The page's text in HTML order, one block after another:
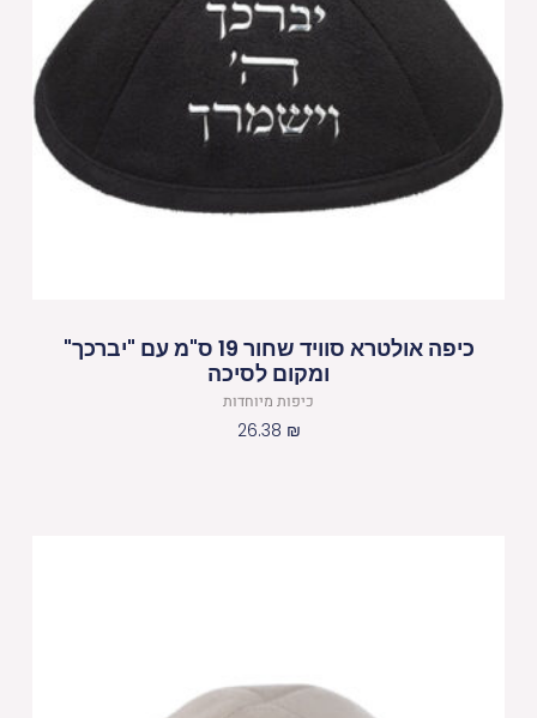
כיפה אולטרא סוויד שחור 19 ס"מ עם "יברכך"
ומקום לסיכה
כיפות מיוחדות
26.38 ₪